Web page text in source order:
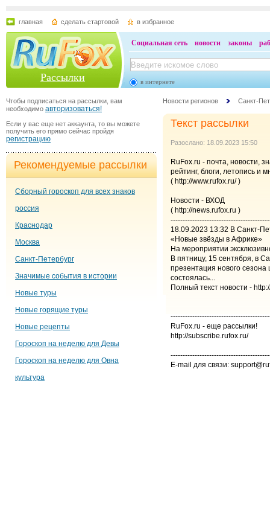
главная сделать стартовой в избранное
Рассылки
Социальная сеть новости законы
в интернете
Чтобы подписаться на рассылки, вам
необходимоавторизоваться!
Если у вас еще нет аккаунта, то вы можете
получить его прямо сейчас пройдя
регистрацию
Рекомендуемые рассылки
Сборный гороскоп для всех знаков
россия
Краснодар
Москва
Санкт-Петербург
Значимые события в истории
Новые туры
Новые горящие туры
Новые рецепты
Гороскоп на неделю для Девы
Гороскоп на неделю для Овна
культура
Новости регионов Санкт-
Текст рассылки
Разослано: 18.09.2023 15:50
RuFox.ru - почта, новости,
рейтинг, блоги, летопись и
( http://www.rufox.ru/ )
Новости - ВХОД
( http://news.rufox.ru )
18.09.2023 13:32 В Санкт-
«Новые звёзды в Африке»
На мероприятии
В пятницу, 15 сентября, в
презентация нового
состоялась...
Полный текст новости -
RuFox.ru - еще рассылки!
http://subscribe.rufox.ru/
E-mail для связи: